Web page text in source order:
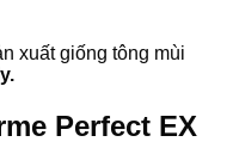
xuất giống tông mùi
Perfect EX